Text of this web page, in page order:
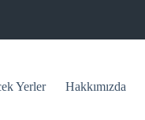
Yerler Hakkımızda